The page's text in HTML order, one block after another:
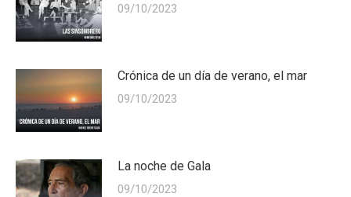
09/10/2023
Crónica de un día de verano, el mar
09/10/2023
La noche de Gala
09/10/2023